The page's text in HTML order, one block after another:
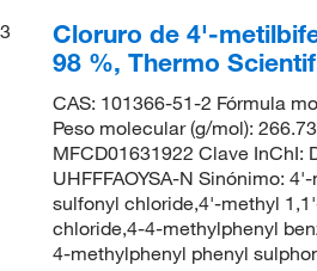
3
Cloruro de 4'-
98 %, Thermo
CAS: 101366-51-2 Fórmula
Peso molecular (g/mol):
MFCD01631922 Clave InChI:
UHFFFAOYSA-N Sinónimo:
sulfonyl chloride,4'-methyl
chloride,4-4-methylphenyl
4-methylphenyl phenyl